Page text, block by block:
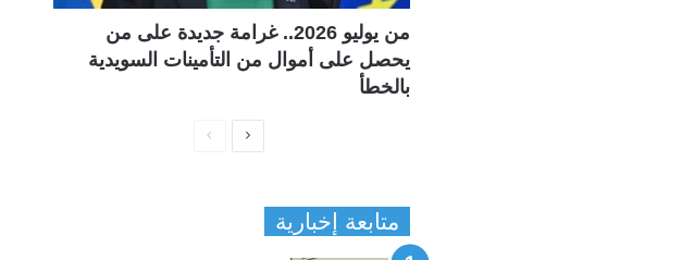
من يوليو 2026.. غرامة جديدة على من
يحصل على أموال من التأمينات السويدية
بالخطأ
متابعة إخبارية